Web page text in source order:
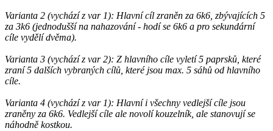
Varianta 2 (vychází z var 1): Hlavní cíl zraněn za 6k6, zbývajících 5
za 3k6 (jednodušší na nahazování - hodí se 6k6 a pro sekundární
cíle vydělí dvěma).
Varianta 3 (vychází z var 2): Z hlavního cíle vyletí 5 paprsků, které
zraní 5 dalších vybraných cílů, které jsou max. 5 sáhů od hlavního
cíle.
Varianta 4 (vychází z var 1): Hlavní i všechny vedlejší cíle jsou
zraněny za 6k6. Vedlejší cíle ale novolí kouzelník, ale stanovují se
náhodně kostkou.